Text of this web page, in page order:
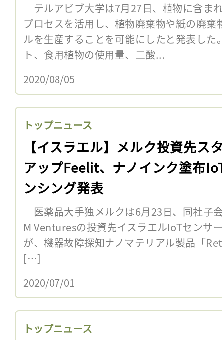
テルアビブ大学は7月27日、植物に含ま
プロセスを活用し、植物廃棄物や紙の廃
ルを生産することを可能にしたと発表した
ト、食用植物の使用量、二酸...
2020/08/05
トップニュース
【イスラエル】メルク投資先ス
アップFeelit、ナノインク塗布
ンシング発表
医薬品大手独メルクは6月23日、同社子
M Venturesの投資先イスラエルIoTセンサ
が、機器故障探知ナノマテリアル製品「
[…]
2020/07/01
トップニュース